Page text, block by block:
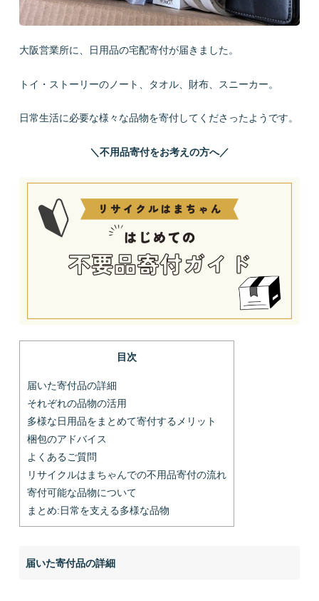
大阪営業所に、日用品の宅配寄付が届きました。
トイ・ストーリーのノート、タオル、財布、スニーカー。
日常生活に必要な様々な品物を寄付してくださったようです。
＼不用品寄付をお考えの方へ／
目次
届いた寄付品の詳細
それぞれの品物の活用
多様な日用品をまとめて寄付するメリット
梱包のアドバイス
よくあるご質問
リサイクルはまちゃんでの不用品寄付の流れ
寄付可能な品物について
まとめ:日常を支える多様な品物
届いた寄付品の詳細